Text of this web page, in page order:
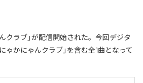
クラブ」が配信開始された。今回デジタ
ゃかにゃんクラブ」を含む全1曲となって